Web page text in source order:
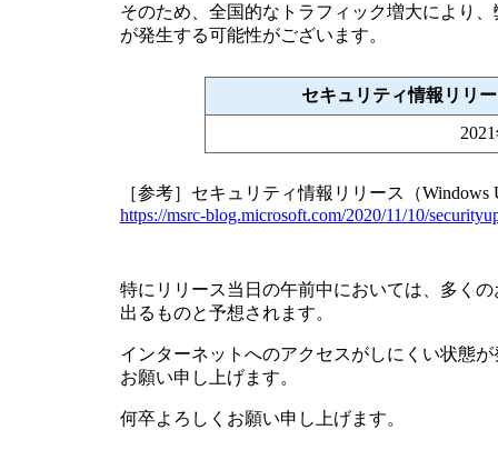
そのため、全国的なトラフィック増大により
が発生する可能性がございます。
セキュリティ情報リリ
［参考］セキュリティ情報リリース（Windows
https://msrc-blog.microsoft.com/2020/11/10/
特にリリース当日の午前中においては、多く
出るものと予想されます。
インターネットへのアクセスがしにくい状態
お願い申し上げます。
何卒よろしくお願い申し上げます。